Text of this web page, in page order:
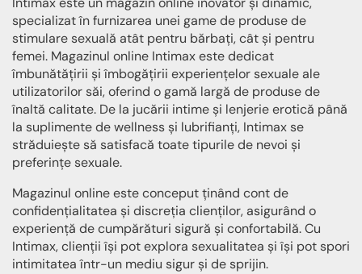
specializat în furnizarea unei game de produse de
stimulare sexuală atât pentru bărbați, cât și pentru
femei. Magazinul online Intimax este dedicat
îmbunătățirii și îmbogățirii experiențelor sexuale ale
utilizatorilor săi, oferind o gamă largă de produse de
înaltă calitate. De la jucării intime și lenjerie erotică până
la suplimente de wellness și lubrifianți, Intimax se
străduiește să satisfacă toate tipurile de nevoi și
preferințe sexuale.
Magazinul online este conceput ținând cont de
confidențialitatea și discreția clienților, asigurând o
experiență de cumpărături sigură și confortabilă. Cu
Intimax, clienții își pot explora sexualitatea și își pot spori
intimitatea într-un mediu sigur și de sprijin.